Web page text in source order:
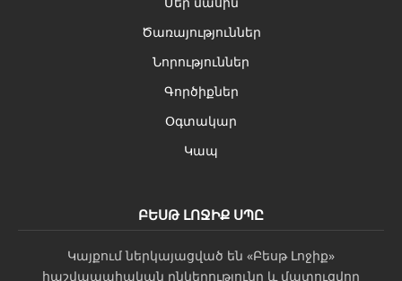
Ծառայություններ
Նորություններ
Գործիքներ
Օգտակար
Կապ
ԲԵՍԹ ԼՈՋԻՔ ՍՊԸ
Կայքում ներկայացված են «Բեսթ Լոջիք»
հաշվապահական ընկերությունը և մատուցվող